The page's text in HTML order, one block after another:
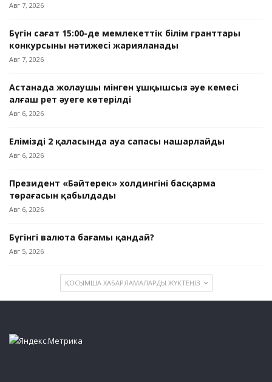
Авг 7, 2026
Бүгін сағат 15:00-де мемлекеттік білім гранттары
конкурсының нәтижесі жарияланады
Авг 7, 2026
Астанада жолаушы мінген ұшқышсыз әуе кемесі
алғаш рет әуеге көтерілді
Авг 6, 2026
Еліміздің 2 қаласында ауа сапасы нашарлайды
Авг 6, 2026
Президент «Бәйтерек» холдингінің басқарма
төрағасын қабылдады
Авг 6, 2026
Бүгінгі валюта бағамы қандай?
Авг 5, 2026
ҚОСЫМША ХАБАРЛАМАЛАРДЫ ЖҮКТЕҢІЗ